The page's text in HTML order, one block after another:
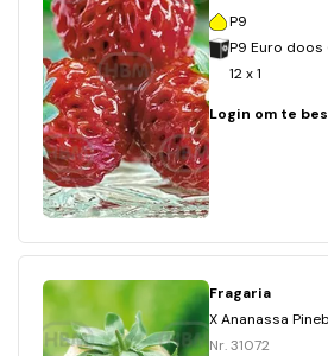
P9
P9 Euro doos
12 x 1
Login om te
Fragaria
X Ananassa
Nr. 31072